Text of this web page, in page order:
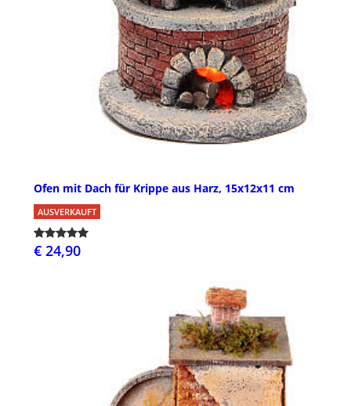
Ofen mit Dach für Krippe aus Harz, 15x12x11 cm
AUSVERKAUFT
€ 24,90